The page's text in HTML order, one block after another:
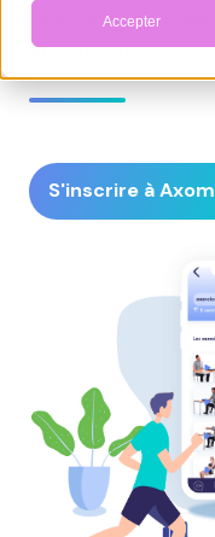
Accepter
des TMS, nous
accompagner.
S'inscrire à